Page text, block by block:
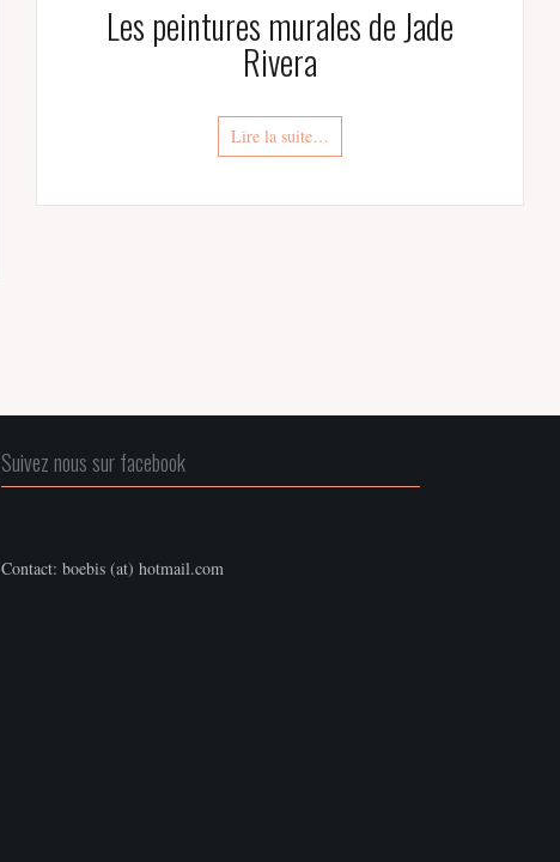
Les peintures murales de Jade
Rivera
Lire la suite…
Suivez nous sur facebook
Contact: boebis (at) hotmail.com